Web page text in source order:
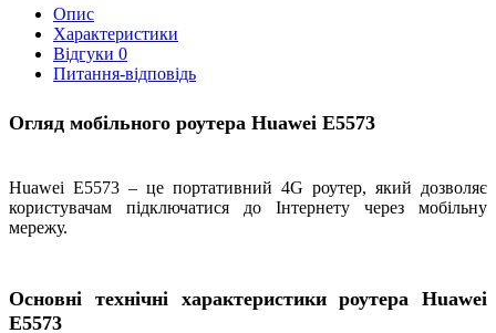
Опис
Характеристики
Відгуки 0
Питання-відповідь
Огляд мобільного роутера Huawei E5573
Huawei E5573 – це портативний 4G роутер, який дозволяє
користувачам підключатися до Інтернету через мобільну
мережу.
Основні технічні характеристики роутера Huawei
E5573